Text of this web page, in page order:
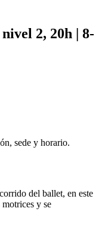
2, 20h | 8-
sede y horario.
del ballet, en este
y se